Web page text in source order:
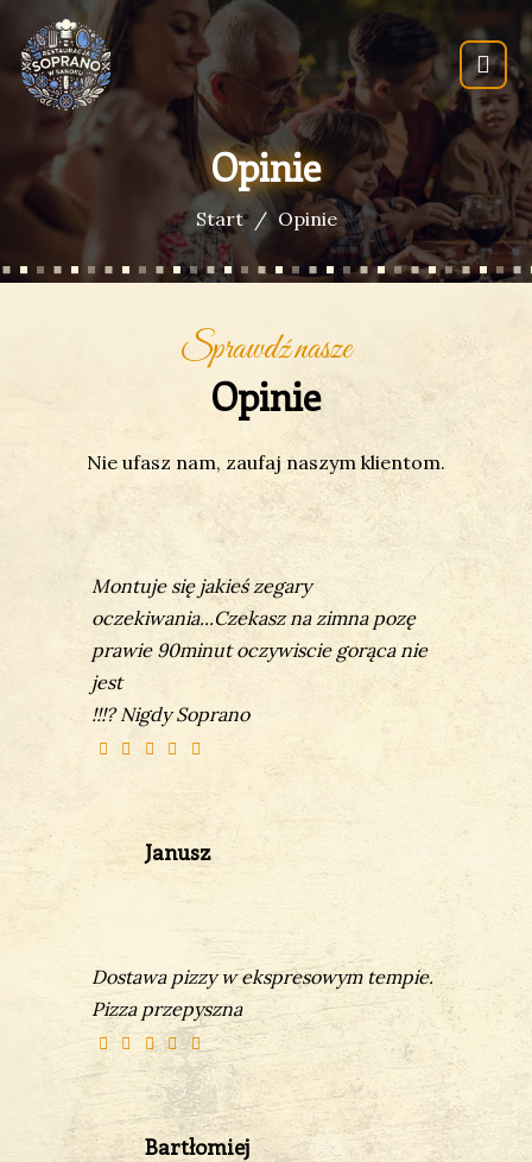
Opinie
Start Opinie
Sprawdź nasze
Opinie
Nie ufasz nam, zaufaj naszym klientom.
Montuje się jakieś zegary
oczekiwania...Czekasz na zimna pozę
prawie 90minut oczywiscie gorąca nie
jest
!!!? Nigdy Soprano
Janusz
Dostawa pizzy w ekspresowym tempie.
Pizza przepyszna
Bartłomiej